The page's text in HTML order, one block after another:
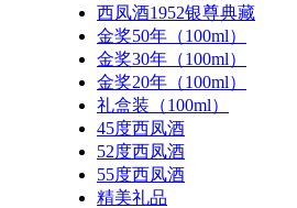
西凤酒1952银尊典藏
金奖50年（100ml）
金奖30年（100ml）
金奖20年（100ml）
礼盒装（100ml）
45度西凤酒
52度西凤酒
55度西凤酒
精美礼品